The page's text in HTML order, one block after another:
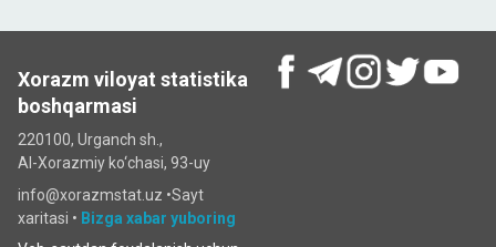
Xorazm viloyat statistika
boshqarmasi
220100, Urganch sh.,
Al-Xorazmiy ko‘chаsi, 93-uy
info@xorazmstat.uz •Sayt
xaritasi • Bizga xabar yuboring